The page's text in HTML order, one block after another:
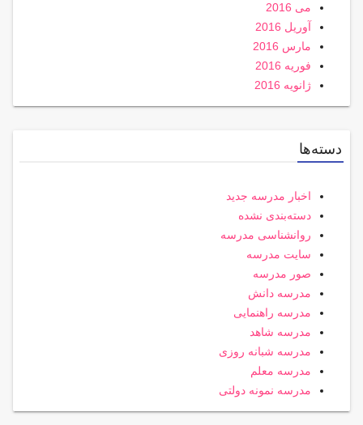
می 2016
آوریل 2016
مارس 2016
فوریه 2016
ژانویه 2016
دسته‌ها
اخبار مدرسه جدید
دسته‌بندی نشده
روانشناسی مدرسه
سایت مدرسه
صور مدرسه
مدرسه دانش
مدرسه راهنمایی
مدرسه شاهد
مدرسه شبانه روزی
مدرسه معلم
مدرسه نمونه دولتی